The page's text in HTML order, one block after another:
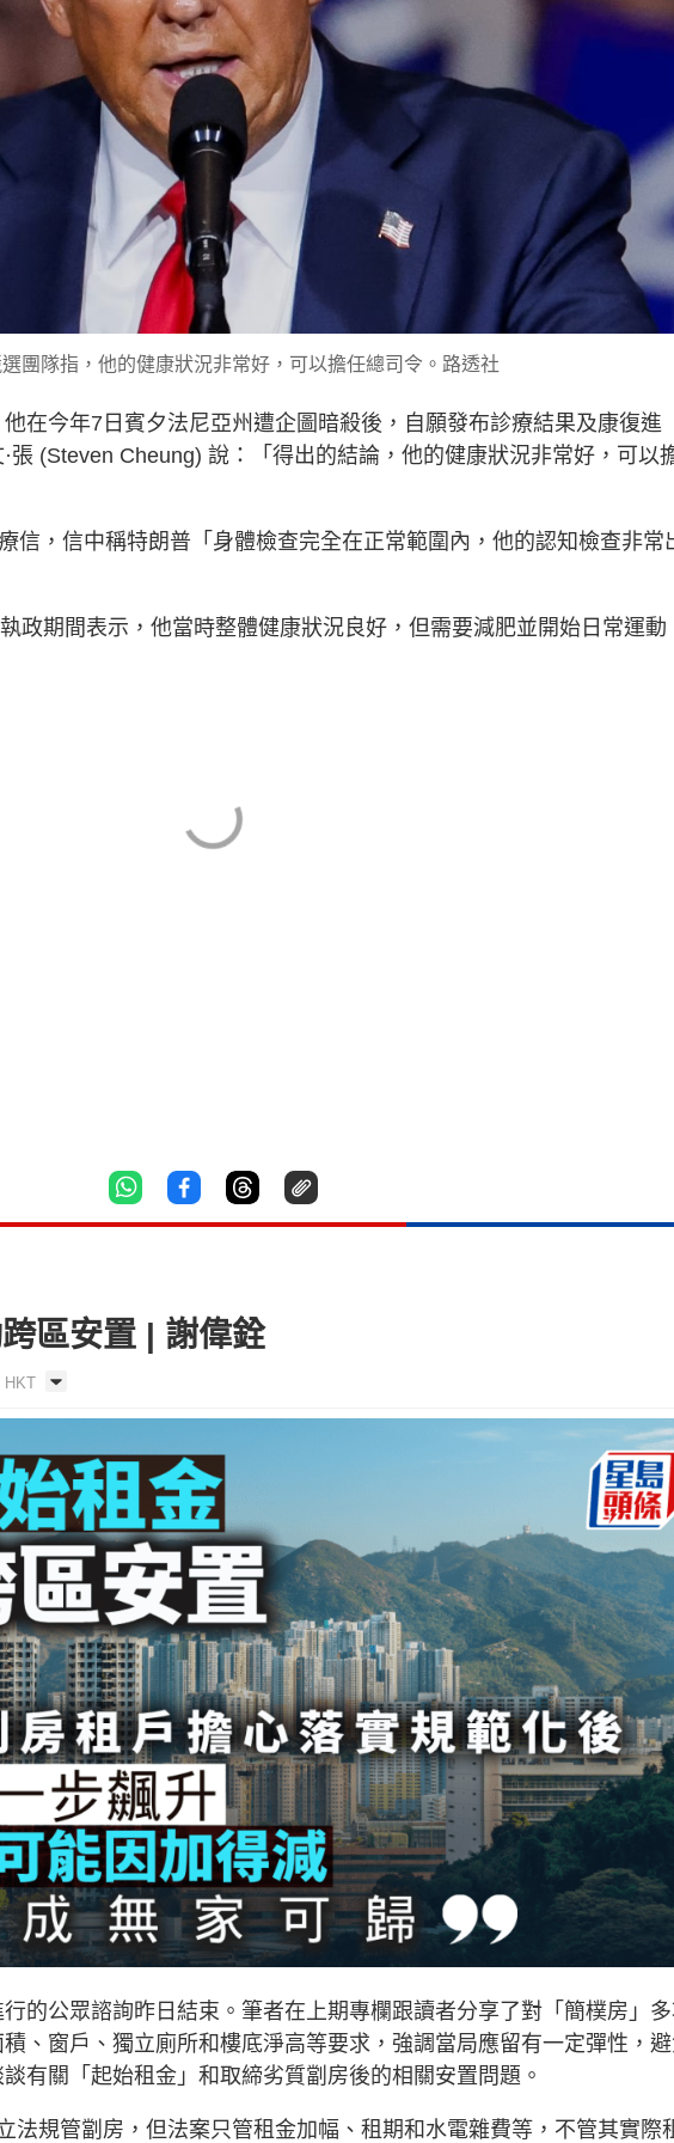
團隊指，他的健康狀況非常好，可以擔任總司令。路透社
在今年7日賓夕法尼亞州遭企圖暗殺後，自願發布診療結果及康復進
張 (Steven Cheung) 說：「得出的結論，他的健康狀況非常好，可以
信，信中稱特朗普「身體檢查完全在正常範圍內，他的認知檢查非常
政期間表示，他當時整體健康狀況良好，但需要減肥並開始日常運動
區安置 | 謝偉銓
HKT
的公眾諮詢昨日結束。筆者在上期專欄跟讀者分享了對「簡樸房」
、窗戶、獨立廁所和樓底淨高等要求，強調當局應留有一定彈性，
有關「起始租金」和取締劣質劏房後的相關安置問題。
法規管劏房，但法案只管租金加幅、租期和水電雜費等，不管其實際